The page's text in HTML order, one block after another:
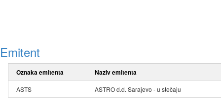
Emitent
Oznaka emitenta Naziv emitenta
ASTS ASTRO d.d. Sarajevo - u stečaju